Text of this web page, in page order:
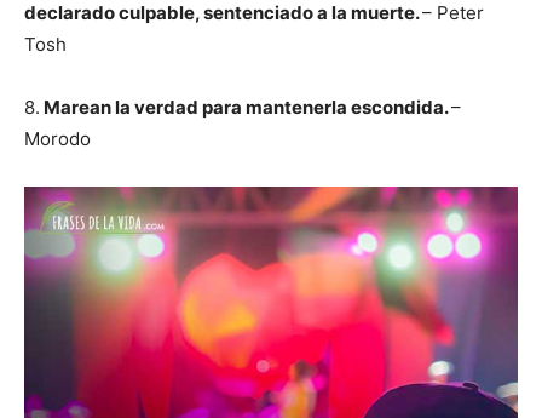
declarado culpable, sentenciado a la muerte.– Peter
Tosh
8. Marean la verdad para mantenerla escondida.–
Morodo